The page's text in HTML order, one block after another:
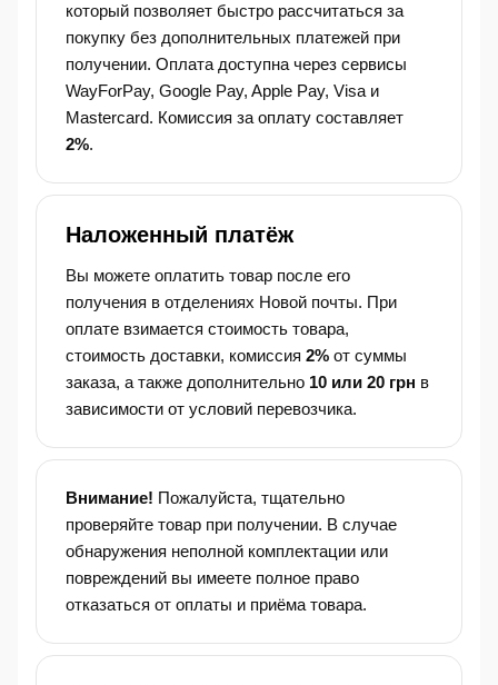
который позволяет быстро рассчитаться за
покупку без дополнительных платежей при
получении. Оплата доступна через сервисы
WayForPay, Google Pay, Apple Pay, Visa и
Mastercard. Комиссия за оплату составляет
2%.
Наложенный платёж
Вы можете оплатить товар после его
получения в отделениях Новой почты. При
оплате взимается стоимость товара,
стоимость доставки, комиссия 2% от суммы
заказа, а также дополнительно 10 или 20 грн в
зависимости от условий перевозчика.
Внимание! Пожалуйста, тщательно
проверяйте товар при получении. В случае
обнаружения неполной комплектации или
повреждений вы имеете полное право
отказаться от оплаты и приёма товара.